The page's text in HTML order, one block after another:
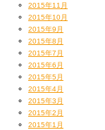
2015年11月
2015年10月
2015年9月
2015年8月
2015年7月
2015年6月
2015年5月
2015年4月
2015年3月
2015年2月
2015年1月